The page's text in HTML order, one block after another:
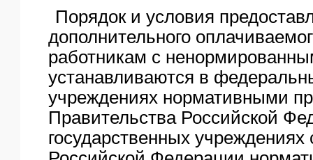
Порядок и условия
дополнительного
работникам с
устанавливаются в
учреждениях нормативными
Правительства Российской
государственных учреждениях